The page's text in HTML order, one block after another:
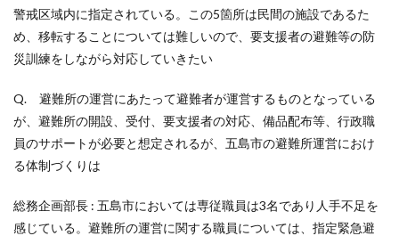
警戒区域内に指定されている。この5箇所は民間の施設であるた
め、移転することについては難しいので、要支援者の避難等の防
災訓練をしながら対応していきたい
Q. 避難所の運営にあたって避難者が運営するものとなっている
が、避難所の開設、受付、要支援者の対応、備品配布等、行政職
員のサポートが必要と想定されるが、五島市の避難所運営におけ
る体制づくりは
総務企画部長 : 五島市においては専従職員は3名であり人手不足を
感じている。避難所の運営に関する職員については、指定緊急避